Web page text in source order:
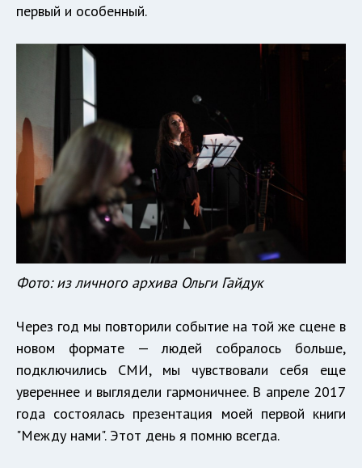
первый и особенный.
Фото: из личного архива Ольги Гайдук
Через год мы повторили событие на той же сцене в
новом формате — людей собралось больше,
подключились СМИ, мы чувствовали себя еще
увереннее и выглядели гармоничнее. В апреле 2017
года состоялась презентация моей первой книги
"Между нами". Этот день я помню всегда.